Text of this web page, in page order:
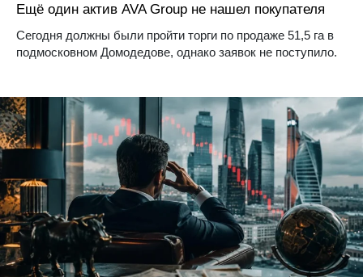
Ещё один актив AVA Group не нашел покупателя
Сегодня должны были пройти торги по продаже 51,5 га в
подмосковном Домодедове, однако заявок не поступило.